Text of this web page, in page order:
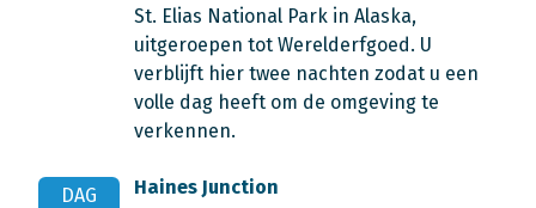
St. Elias National Park in Alaska,
uitgeroepen tot Werelderfgoed. U
verblijft hier twee nachten zodat u een
volle dag heeft om de omgeving te
verkennen.
DAG
Haines Junction